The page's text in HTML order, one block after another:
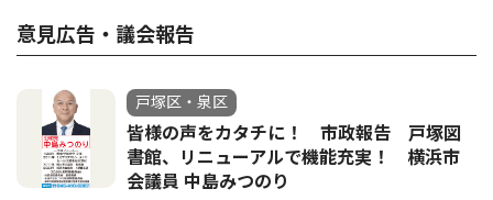
意見広告・議会報告
戸塚区・泉区
皆様の声をカタチに！ 市政報告 戸塚図
書館、リニューアルで機能充実！ 横浜市
会議員 中島みつのり